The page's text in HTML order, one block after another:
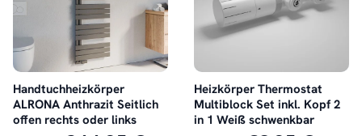
Handtuchheizkörper
ALRONA Anthrazit Seitlich
offen rechts oder links
Heizkörper Thermostat
Multiblock Set inkl. Kopf 2
in 1 Weiß schwenkbar